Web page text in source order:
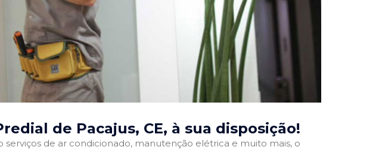
de Pacajus, CE, à sua disposição!
serviços de ar condicionado, manutenção elétrica e muito mais, o